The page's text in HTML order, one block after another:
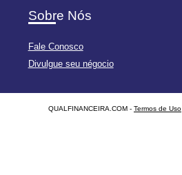
Sobre Nós
Fale Conosco
Divulgue seu négocio
QUALFINANCEIRA.COM - Termos de Uso